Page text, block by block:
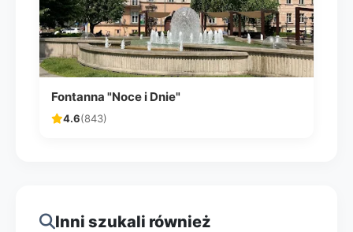
Fontanna "Noce i Dnie"
4.6(843)
Inni szukali również